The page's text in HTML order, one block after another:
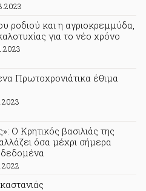
ροδιού και η αγριοκρεμμύδα,
για το νέο χρόνο
Πρωτοχρονιάτικα έθιμα
Ο Κρητικός βασιλιάς της
όσα μέχρι σήμερα